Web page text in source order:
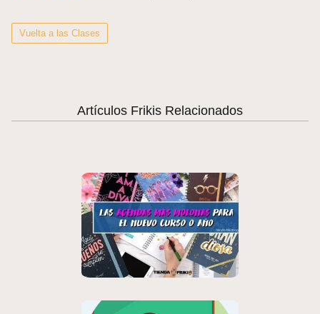
Vuelta a las Clases
Artículos Frikis Relacionados